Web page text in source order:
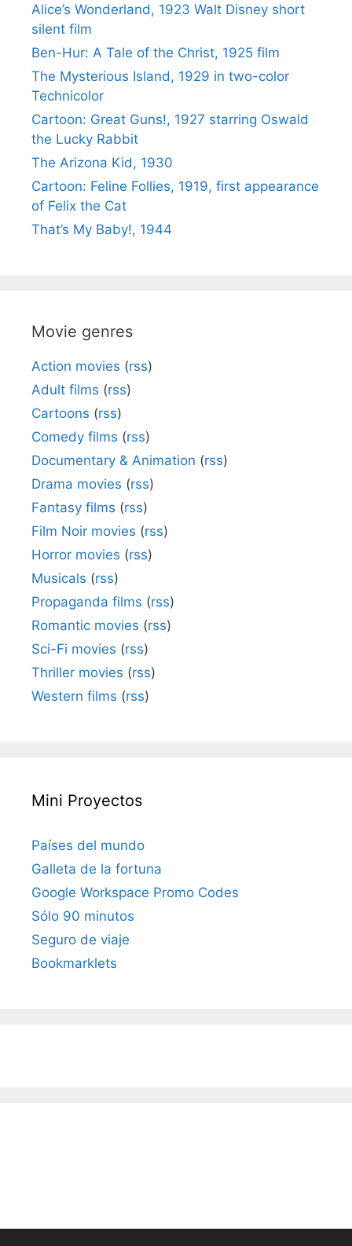
Alice’s Wonderland, 1923 Walt Disney short
silent film
Ben-Hur: A Tale of the Christ, 1925 film
The Mysterious Island, 1929 in two-color
Technicolor
Cartoon: Great Guns!, 1927 starring Oswald
the Lucky Rabbit
The Arizona Kid, 1930
Cartoon: Feline Follies, 1919, first appearance
of Felix the Cat
That’s My Baby!, 1944
Movie genres
Action movies (rss)
Adult films (rss)
Cartoons (rss)
Comedy films (rss)
Documentary & Animation (rss)
Drama movies (rss)
Fantasy films (rss)
Film Noir movies (rss)
Horror movies (rss)
Musicals (rss)
Propaganda films (rss)
Romantic movies (rss)
Sci-Fi movies (rss)
Thriller movies (rss)
Western films (rss)
Mini Proyectos
Países del mundo
Galleta de la fortuna
Google Workspace Promo Codes
Sólo 90 minutos
Seguro de viaje
Bookmarklets